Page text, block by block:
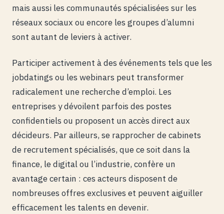
mais aussi les communautés spécialisées sur les
réseaux sociaux ou encore les groupes d’alumni
sont autant de leviers à activer.
Participer activement à des événements tels que les
jobdatings ou les webinars peut transformer
radicalement une recherche d’emploi. Les
entreprises y dévoilent parfois des postes
confidentiels ou proposent un accès direct aux
décideurs. Par ailleurs, se rapprocher de cabinets
de recrutement spécialisés, que ce soit dans la
finance, le digital ou l’industrie, confère un
avantage certain : ces acteurs disposent de
nombreuses offres exclusives et peuvent aiguiller
efficacement les talents en devenir.